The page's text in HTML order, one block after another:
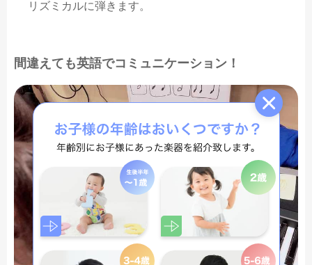
リズミカルに弾きます。
間違えても英語でコミュニケーション！